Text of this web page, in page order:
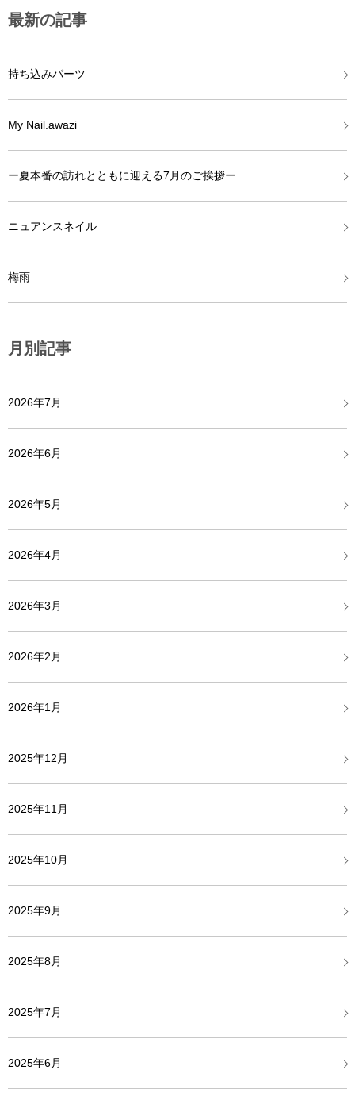
最新の記事
持ち込みパーツ
My Nail.awazi
ー夏本番の訪れとともに迎える7月のご挨拶ー
ニュアンスネイル
梅雨
月別記事
2026年7月
2026年6月
2026年5月
2026年4月
2026年3月
2026年2月
2026年1月
2025年12月
2025年11月
2025年10月
2025年9月
2025年8月
2025年7月
2025年6月